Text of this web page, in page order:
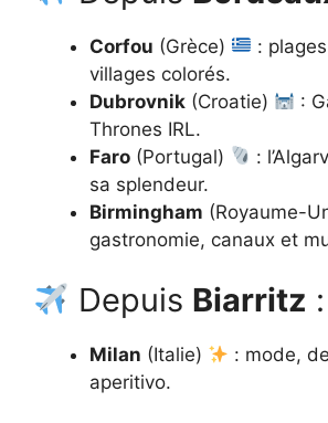
Corfou (Grèce)
:
villages colorés.
Dubrovnik (Croatie)
:
Thrones IRL.
Faro (Portugal)
:
sa splendeur.
Birmingham (Royaume-
gastronomie, canaux et
Depuis Biarritz :
Milan (Italie)
: mode,
aperitivo.